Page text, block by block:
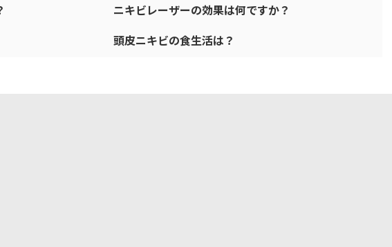
ニキビレーザーの効果は何ですか？
頭皮ニキビの食生活は？